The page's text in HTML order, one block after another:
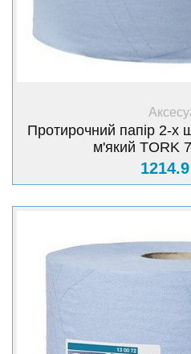
Протирочний папір 2-х
м'який TORK